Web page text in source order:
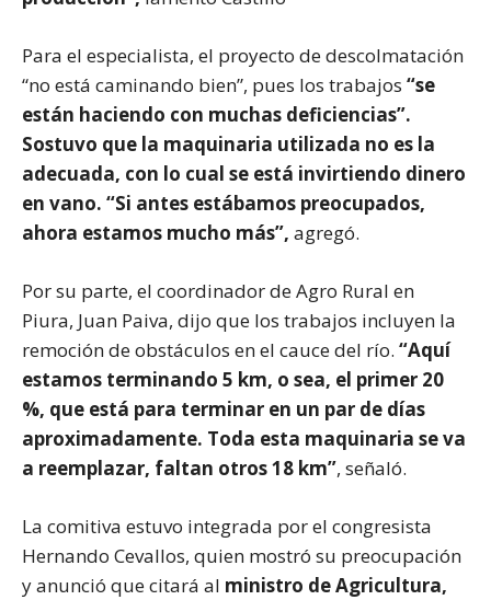
Para el especialista, el proyecto de descolmatación
“no está caminando bien”, pues los trabajos “se
están haciendo con muchas deficiencias”.
Sostuvo que la maquinaria utilizada no es la
adecuada, con lo cual se está invirtiendo dinero
en vano. “Si antes estábamos preocupados,
ahora estamos mucho más”, agregó.
Por su parte, el coordinador de Agro Rural en
Piura, Juan Paiva, dijo que los trabajos incluyen la
remoción de obstáculos en el cauce del río. “Aquí
estamos terminando 5 km, o sea, el primer 20
%, que está para terminar en un par de días
aproximadamente. Toda esta maquinaria se va
a reemplazar, faltan otros 18 km”, señaló.
La comitiva estuvo integrada por el congresista
Hernando Cevallos, quien mostró su preocupación
y anunció que citará al ministro de Agricultura,